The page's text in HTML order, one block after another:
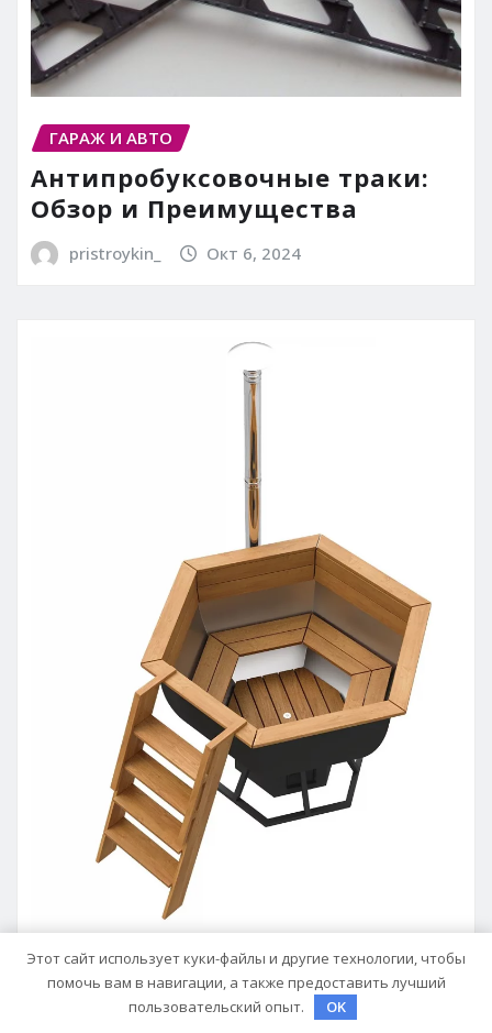
ГАРАЖ И АВТО
Антипробуксовочные траки:
Обзор и Преимущества
pristroykin_ Окт 6, 2024
ДАЧА, УЧАСТОК
Чаны для бани:
Этот сайт использует куки-файлы и другие технологии, чтобы
помочь вам в навигации, а также предоставить лучший
пользовательский опыт.
OK